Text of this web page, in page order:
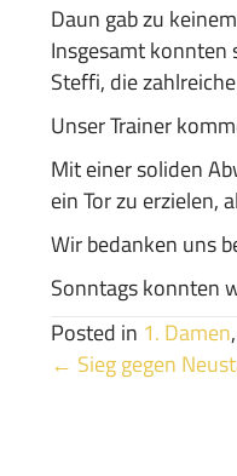
Daun gab zu
Insgesamt konnten
Steffi, die
Unser Trainer
Mit einer soliden
ein Tor zu erzielen,
Wir bedanken uns
Sonntags konnten
Posted in 1. Damen,
Posts
← Sieg gegen